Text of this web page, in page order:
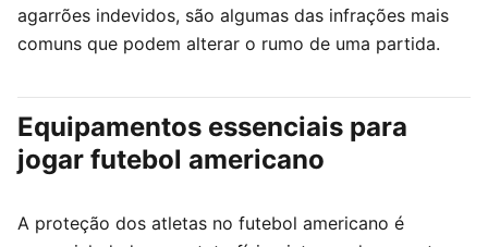
agarrões indevidos, são algumas das infrações mais
comuns que podem alterar o rumo de uma partida.
Equipamentos essenciais para
jogar futebol americano
A proteção dos atletas no futebol americano é